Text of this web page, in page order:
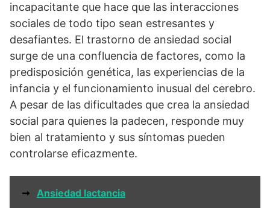
incapacitante que hace que las interacciones
sociales de todo tipo sean estresantes y
desafiantes. El trastorno de ansiedad social
surge de una confluencia de factores, como la
predisposición genética, las experiencias de la
infancia y el funcionamiento inusual del cerebro.
A pesar de las dificultades que crea la ansiedad
social para quienes la padecen, responde muy
bien al tratamiento y sus síntomas pueden
controlarse eficazmente.
➞ Ansiedad lactancia